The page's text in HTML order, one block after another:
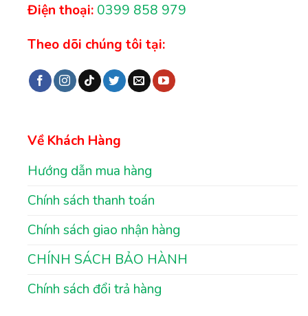
Điện thoại: 0399 858 979
Theo dõi chúng tôi tại:
Về Khách Hàng
Hướng dẫn mua hàng
Chính sách thanh toán
Chính sách giao nhận hàng
CHÍNH SÁCH BẢO HÀNH
Chính sách đổi trả hàng